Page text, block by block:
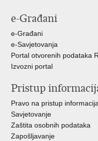
e-Građani
e-Građani
e-Savjetovanja
Portal otvorenih podataka
Izvozni portal
Pristup
Pravo na pristup
Savjetovanje
Zaštita osobnih podataka
Zapošljavanje